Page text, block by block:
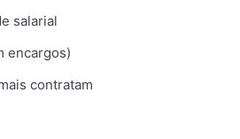
salarial
encargos)
contratam